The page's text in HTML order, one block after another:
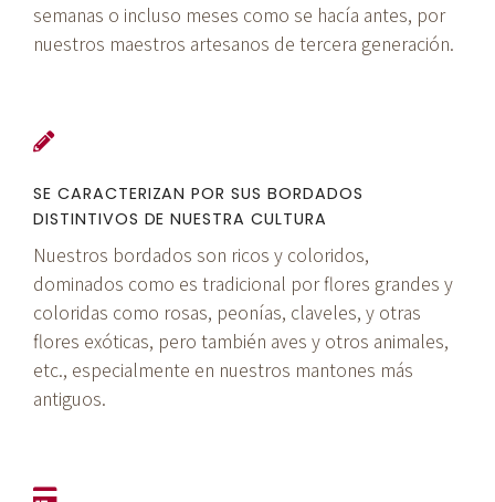
semanas o incluso meses como se hacía antes, por
nuestros maestros artesanos de tercera generación.
SE CARACTERIZAN POR SUS BORDADOS
DISTINTIVOS DE NUESTRA CULTURA
Nuestros bordados son ricos y coloridos,
dominados como es tradicional por flores grandes y
coloridas como rosas, peonías, claveles, y otras
flores exóticas, pero también aves y otros animales,
etc., especialmente en nuestros mantones más
antiguos.